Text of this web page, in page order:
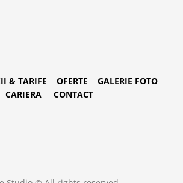
& TARIFE OFERTE
GALERIE FOTO
CARIERA
CONTACT